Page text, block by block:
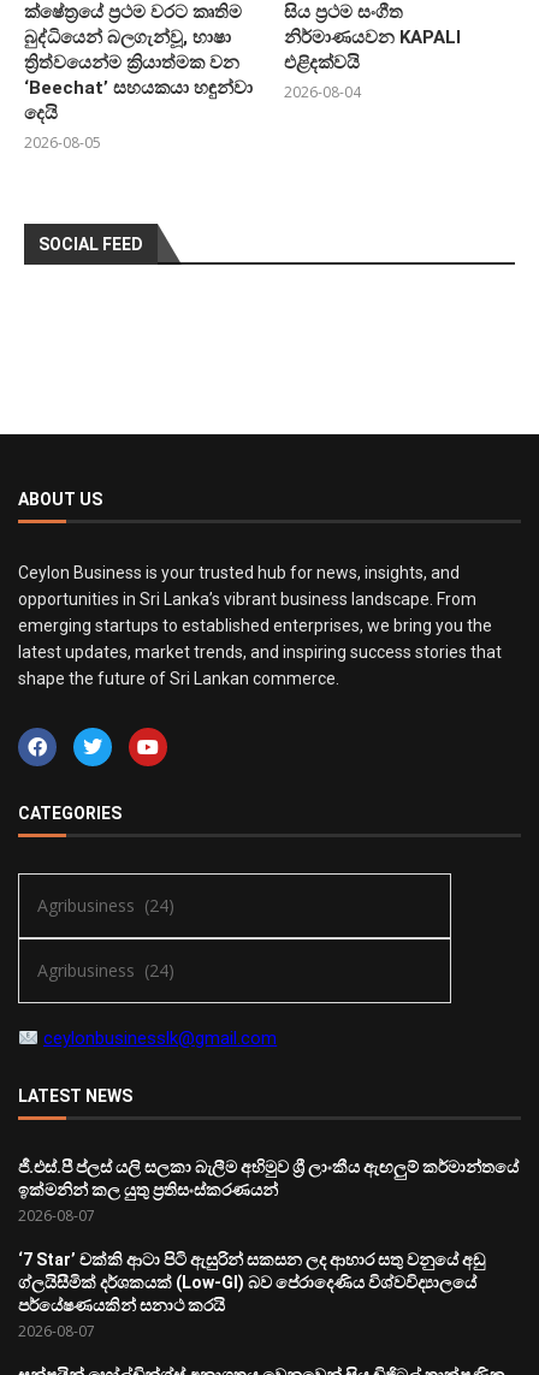
ක්ෂේත්‍රයේ ප්‍රථම වරට කෘතිම
බුද්ධියෙන් බලගැන්වූ, භාෂා
ත්‍රිත්වයෙන්ම ක්‍රියාත්මක වන
‘Beechat’ සහයකයා හඳුන්වා
දෙයි
2026-08-05
සිය ප්‍රථම සංගීත
නිර්මාණයවන KAPALI
එළිදක්වයි
2026-08-04
SOCIAL FEED
ABOUT US
Ceylon Business is your trusted hub for news, insights, and
opportunities in Sri Lanka’s vibrant business landscape. From
emerging startups to established enterprises, we bring you the
latest updates, market trends, and inspiring success stories that
shape the future of Sri Lankan commerce.
CATEGORIES
ceylonbusinesslk@gmail.com
LATEST NEWS
ජී.එස්.පී ප්ලස් යලි සලකා බැලීම අභිමුව ශ්‍රී ලාංකීය ඇඟලුම් කර්මාන්තයේ
ඉක්මනින් කල යුතු ප්‍රතිසංස්කරණයන්
2026-08-07
‘7 Star’ චක්කි ආටා පිටි ඇසුරින් සකසන ලද ආහාර සතු වනුයේ අඩු
ග්ලයිසීමික් දර්ශකයක් (Low-GI) බව පේරාදෙණිය විශ්වවිද්‍යාලයේ
පර්යේෂණයකින් සනාථ කරයි
2026-08-07